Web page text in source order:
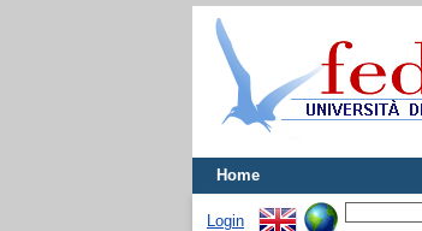
Home
Login